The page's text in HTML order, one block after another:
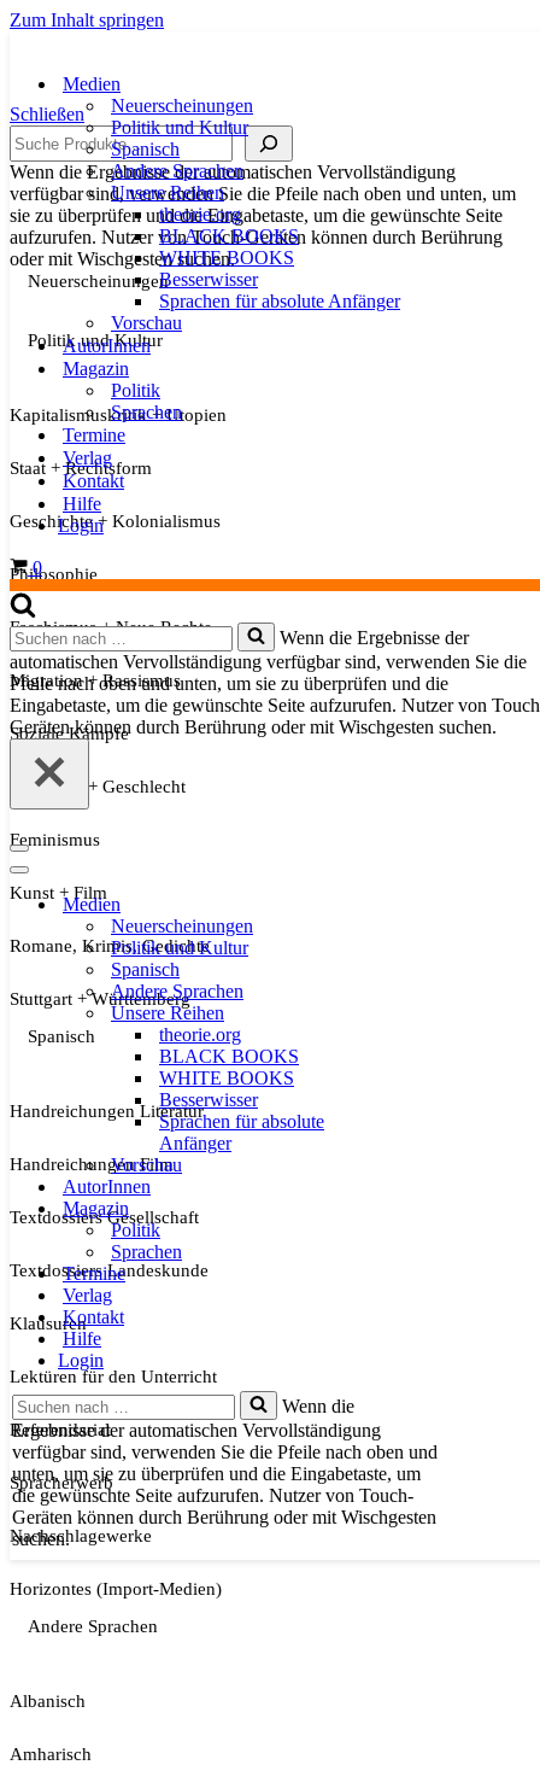
Zum Inhalt springen
Medien
Neuerscheinungen
Politik und Kultur
Spanisch
Andere Sprachen
Unsere Reihen
theorie.org
BLACK BOOKS
WHITE BOOKS
Besserwisser
Sprachen für absolute Anfänger
Vorschau
AutorInnen
Magazin
Politik
Sprachen
Termine
Verlag
Kontakt
Hilfe
Login
Warenkorb
0
Suchen
nach …
Wenn die Ergebnisse der
automatischen Vervollständigung verfügbar sind, verwenden Sie die
Pfeile nach oben und unten, um sie zu überprüfen und die
Eingabetaste, um die gewünschte Seite aufzurufen. Nutzer von
Geräten können durch Berührung oder mit Wischgesten suchen.
Navigationsmenü
Navigationsmenü
Medien
Neuerscheinungen
Politik und Kultur
Spanisch
Andere Sprachen
Unsere Reihen
theorie.org
BLACK BOOKS
WHITE BOOKS
Besserwisser
Sprachen für absolute
Anfänger
Vorschau
AutorInnen
Magazin
Politik
Sprachen
Termine
Verlag
Kontakt
Hilfe
Login
Suchen
nach …
Wenn die
Ergebnisse der automatischen Vervollständigung
verfügbar sind, verwenden Sie die Pfeile nach oben und
unten, um sie zu überprüfen und die Eingabetaste, um
die gewünschte Seite aufzurufen. Nutzer von Touch-
Geräten können durch Berührung oder mit Wischgesten
suchen.
Schließen
Suche
Wenn die Ergebnisse der automatischen Vervollständigung
verfügbar sind, verwenden Sie die Pfeile nach oben und unten, um
sie zu überprüfen und die Eingabetaste, um die gewünschte Seite
aufzurufen. Nutzer von Touch-Geräten können durch Berührung
oder mit Wischgesten suchen.
Neuerscheinungen
Politik und Kultur
Kapitalismuskritik + Utopien
Staat + Rechtsform
Geschichte + Kolonialismus
Philosophie
Faschismus + Neue Rechte
Migration + Rassismus
Soziale Kämpfe
Sexualität + Geschlecht
Feminismus
Kunst + Film
Romane, Krimis, Gedichte
Stuttgart + Württemberg
Spanisch
Handreichungen Literatur
Handreichungen Film
Textdossiers Gesellschaft
Textdossiers Landeskunde
Klausuren
Lektüren für den Unterricht
Referendariat
Spracherwerb
Nachschlagewerke
Horizontes (Import-Medien)
Andere Sprachen
Albanisch
Amharisch